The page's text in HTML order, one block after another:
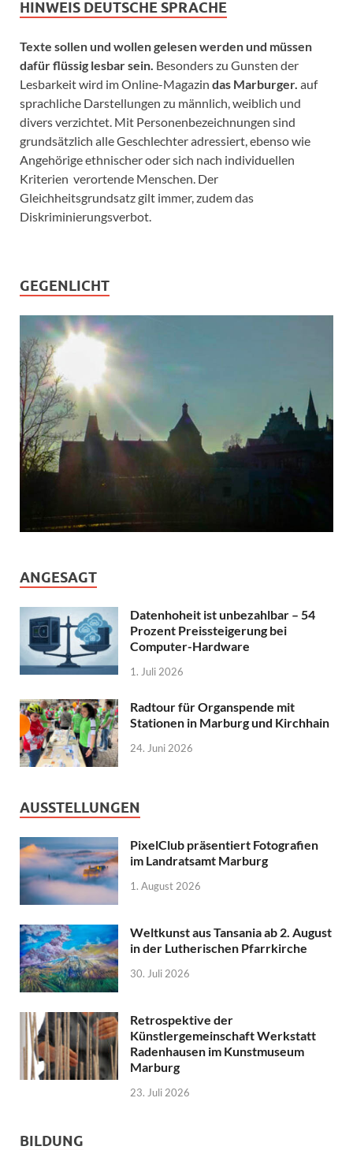
HINWEIS DEUTSCHE SPRACHE
Texte sollen und wollen gelesen werden und müssen
dafür flüssig lesbar sein. Besonders zu Gunsten der
Lesbarkeit wird im Online-Magazin das Marburger. auf
sprachliche Darstellungen zu männlich, weiblich und
divers verzichtet. Mit Personenbezeichnungen sind
grundsätzlich alle Geschlechter adressiert, ebenso wie
Angehörige ethnischer oder sich nach individuellen
Kriterien verortende Menschen. Der
Gleichheitsgrundsatz gilt immer, zudem das
Diskriminierungsverbot.
GEGENLICHT
ANGESAGT
Datenhoheit ist unbezahlbar – 54
Prozent Preissteigerung bei
Computer-Hardware
1. Juli 2026
Radtour für Organspende mit
Stationen in Marburg und Kirchhain
24. Juni 2026
AUSSTELLUNGEN
PixelClub präsentiert Fotografien
im Landratsamt Marburg
1. August 2026
Weltkunst aus Tansania ab 2. August
in der Lutherischen Pfarrkirche
30. Juli 2026
Retrospektive der
Künstlergemeinschaft Werkstatt
Radenhausen im Kunstmuseum
Marburg
23. Juli 2026
BILDUNG